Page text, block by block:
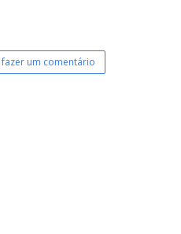
fazer um comentário